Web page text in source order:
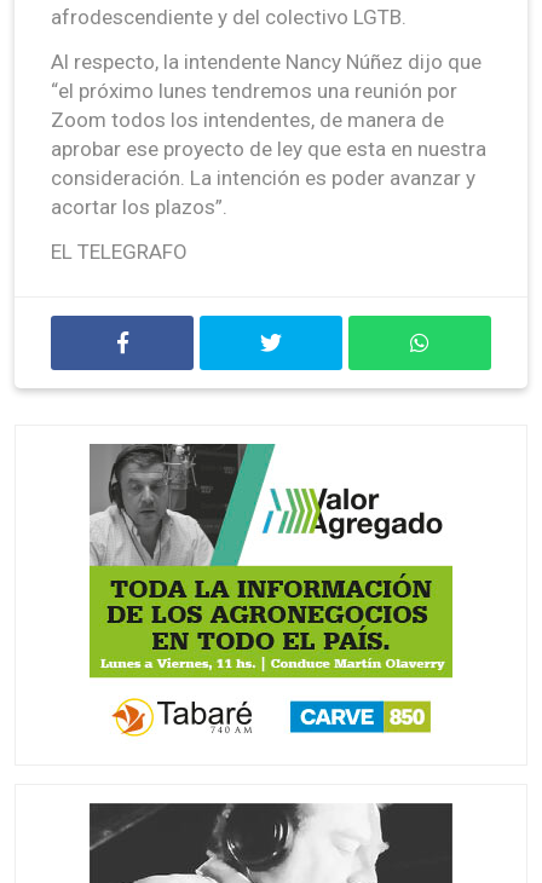
afrodescendiente y del colectivo LGTB.
Al respecto, la intendente Nancy Núñez dijo que
“el próximo lunes tendremos una reunión por
Zoom todos los intendentes, de manera de
aprobar ese proyecto de ley que esta en nuestra
consideración. La intención es poder avanzar y
acortar los plazos”.
EL TELEGRAFO